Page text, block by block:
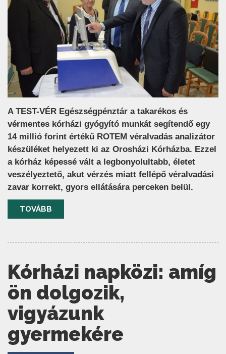
A TEST-VÉR Egészségpénztár a takarékos és
vérmentes kórházi gyógyító munkát segítendő egy
14 millió forint értékű ROTEM véralvadás analizátor
készüléket helyezett ki az Orosházi Kórházba. Ezzel
a kórház képessé vált a legbonyolultabb, életet
veszélyeztető, akut vérzés miatt fellépő véralvadási
zavar korrekt, gyors ellátására perceken belül.
TOVÁBB
Kórházi napközi: amíg
ön dolgozik,
vigyázunk
gyermekére